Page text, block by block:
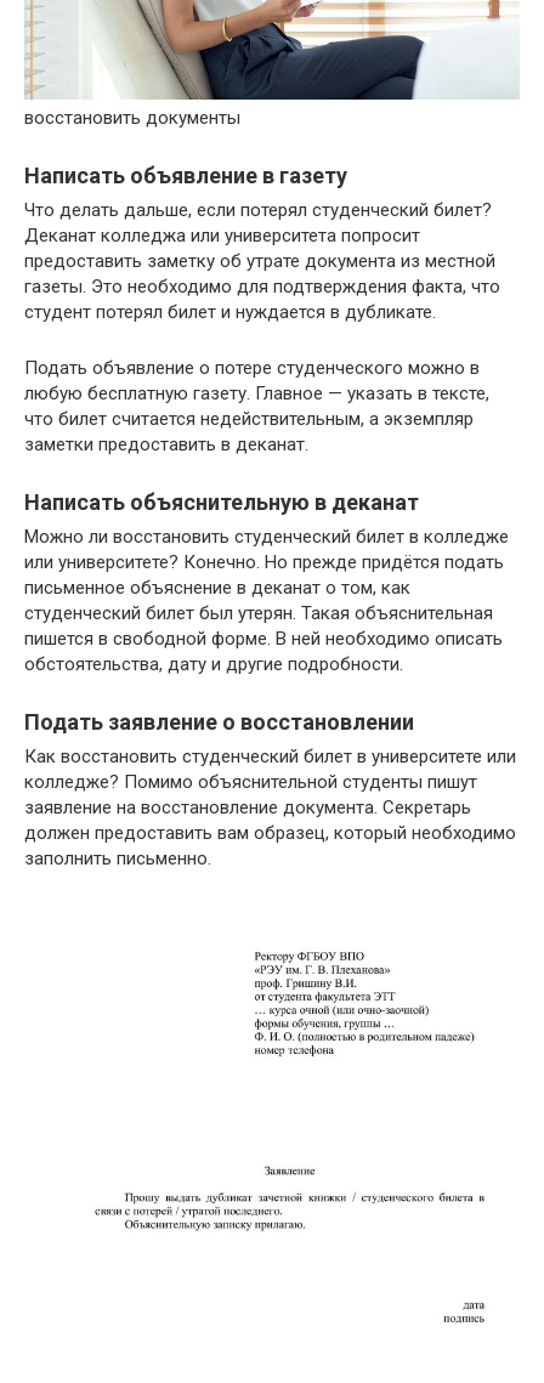
восстановить документы
Написать объявление в газету
Что делать дальше, если потерял студенческий билет?
Деканат колледжа или университета попросит
предоставить заметку об утрате документа из местной
газеты. Это необходимо для подтверждения факта, что
студент потерял билет и нуждается в дубликате.
Подать объявление о потере студенческого можно в
любую бесплатную газету. Главное — указать в тексте,
что билет считается недействительным, а экземпляр
заметки предоставить в деканат.
Написать объяснительную в деканат
Можно ли восстановить студенческий билет в колледже
или университете? Конечно. Но прежде придётся подать
письменное объяснение в деканат о том, как
студенческий билет был утерян. Такая объяснительная
пишется в свободной форме. В ней необходимо описать
обстоятельства, дату и другие подробности.
Подать заявление о восстановлении
Как восстановить студенческий билет в университете или
колледже? Помимо объяснительной студенты пишут
заявление на восстановление документа. Секретарь
должен предоставить вам образец, который необходимо
заполнить письменно.